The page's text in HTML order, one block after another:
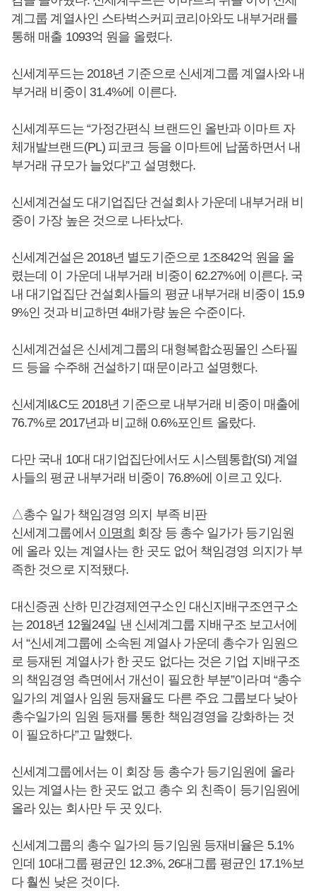
계그룹 계열사인 스타벅스커피코리아와도 내부거래를
통해 매출 1093억 원을 올렸다.
신세계푸드는 2018년 기준으로 신세계그룹 계열사와 내
부거래 비중이 31.4%에 이른다.
신세계푸드는 “가정간편식 브랜드인 올반과 이마트 자
체개발브랜드(PL) 피코크 등을 이마트에 납품하면서 내
부거래 규모가 늘었다”고 설명했다.
신세계건설도 대기업집단 건설회사 가운데 내부거래 비
중이 가장 높은 것으로 나타났다.
신세계건설은 2018년 별도기준으로 1조842억 원을 올
렸는데 이 가운데 내부거래 비중이 62.27%에 이른다. 국
내 대기업집단 건설회사들의 평균 내부거래 비중이 15.9
9%인 것과 비교하면 4배가량 높은 수준이다.
신세계건설은 신세계그룹의 대형복합쇼핑몰인 스타필
드 등을 수주해 건설하기 때문이라고 설명했다.
신세계I&C도 2018년 기준으로 내부거래 비중이 매출에
76.7%로 2017년과 비교해 0.6%포인트 올랐다.
다만 국내 10대 대기업집단에서도 시스템통합(SI) 계열
사들의 평균 내부거래 비중이 76.8%에 이르고 있다.
△총수 일가 책임경영 의지 부족 비판
신세계그룹에서 이명희 회장 등 총수 일가가 등기임원
에 올라 있는 계열사는 한 곳도 없어 책임경영 의지가 부
족한 것으로 지적됐다.
대신증권 산하 민간경제연구소인 대신지배구조연구소
는 2018년 12월24일 낸 신세계그룹 지배구조 보고서에
서 “신세계그룹에 소속된 계열사 가운데 총수가 임원으
로 등재된 계열사가 한 곳도 없다는 것은 기업 지배구조
의 책임경영 측면에서 개선이 필요한 부분”이라며 “총수
일가의 계열사 임원 등재율도 다른 주요 그룹보다 낮아
총수일가의 임원 등재를 통한 책임경영을 강화하는 것
이 필요하다”고 말했다.
신세계그룹에서는 이 회장 등 총수가 등기임원에 올라
있는 계열사는 한 곳도 없고 총수 외 친족이 등기임원에
올라 있는 회사만 두 곳 있다.
신세계그룹의 총수 일가의 등기임원 등재비율은 5.1%
인데 10대그룹 평균인 12.3%, 26대그룹 평균인 17.1%보
다 훨씬 낮은 것이다.